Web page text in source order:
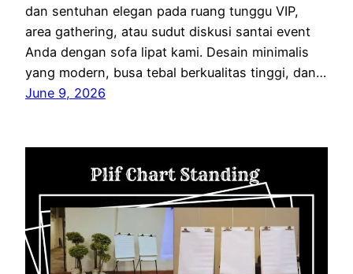
dan sentuhan elegan pada ruang tunggu VIP,
area gathering, atau sudut diskusi santai event
Anda dengan sofa lipat kami. Desain minimalis
yang modern, busa tebal berkualitas tinggi, dan…
June 9, 2026